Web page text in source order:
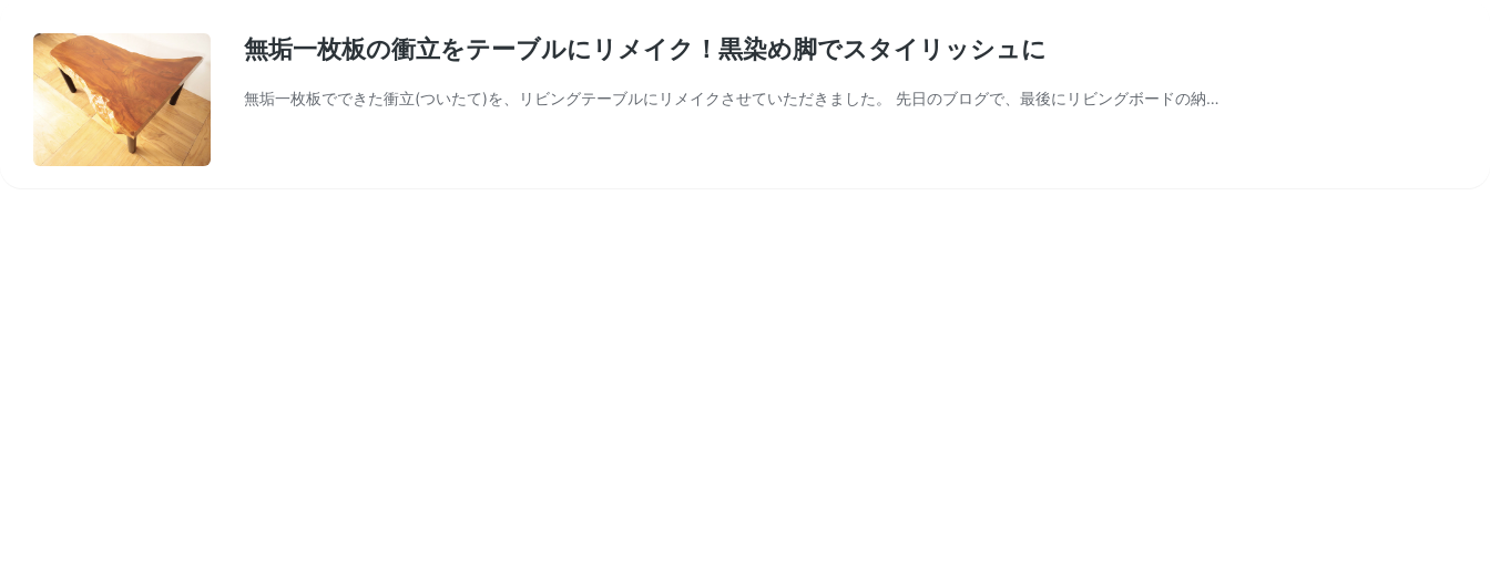
無垢一枚板の衝立をテーブルにリメイク！黒染め脚でスタイリッシュに
無垢一枚板でできた衝立(ついたて)を、リビングテーブルにリメイクさせていただきました。 先日のブログで、最後にリビングボードの納…